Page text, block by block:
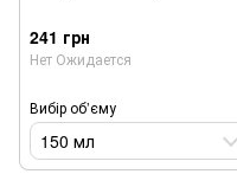
241 грн
Нет Ожидается
Вибір об’єму
150 мл